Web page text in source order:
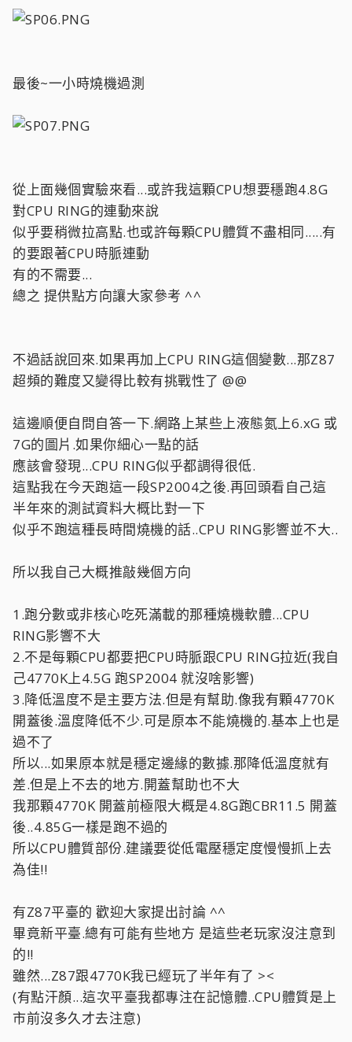
最後~一小時燒機過測
從上面幾個實驗來看...或許我這顆CPU想要穩跑4.8G
對CPU RING的連動來說
似乎要稍微拉高點.也或許每顆CPU體質不盡相同.....有
的要跟著CPU時脈連動
有的不需要...
總之 提供點方向讓大家參考 ^^
不過話說回來.如果再加上CPU RING這個變數...那Z87
超頻的難度又變得比較有挑戰性了 @@
這邊順便自問自答一下.網路上某些上液態氮上6.xG 或
7G的圖片.如果你細心一點的話
應該會發現...CPU RING似乎都調得很低.
這點我在今天跑這一段SP2004之後.再回頭看自己這
半年來的測試資料大概比對一下
似乎不跑這種長時間燒機的話..CPU RING影響並不大..
所以我自己大概推敲幾個方向
1.跑分數或非核心吃死滿載的那種燒機軟體...CPU
RING影響不大
2.不是每顆CPU都要把CPU時脈跟CPU RING拉近(我自
己4770K上4.5G 跑SP2004 就沒啥影響)
3.降低溫度不是主要方法.但是有幫助.像我有顆4770K
開蓋後.溫度降低不少.可是原本不能燒機的.基本上也是
過不了
所以...如果原本就是穩定邊緣的數據.那降低溫度就有
差.但是上不去的地方.開蓋幫助也不大
我那顆4770K 開蓋前極限大概是4.8G跑CBR11.5 開蓋
後..4.85G一樣是跑不過的
所以CPU體質部份.建議要從低電壓穩定度慢慢抓上去
為佳!!
有Z87平臺的 歡迎大家提出討論 ^^
畢竟新平臺.總有可能有些地方 是這些老玩家沒注意到
的!!
雖然...Z87跟4770K我已經玩了半年有了 ><
(有點汗顏...這次平臺我都專注在記憶體..CPU體質是上
市前沒多久才去注意)